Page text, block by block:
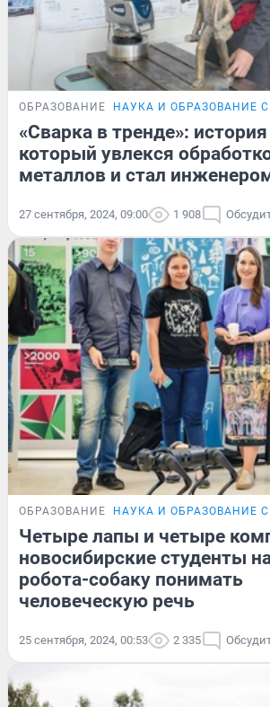
ОБРАЗОВАНИЕ НАУКА И ОБРАЗОВАНИЕ
«Сварка в тренде»:
который увлекся
металлов и стал
27 сентября, 2024, 09:00 1 908
ОБРАЗОВАНИЕ НАУКА И ОБРАЗОВАНИЕ
Четыре лапы и четыре
новосибирские студенты
робота-собаку понимать
человеческую речь
25 сентября, 2024, 00:53 2 335